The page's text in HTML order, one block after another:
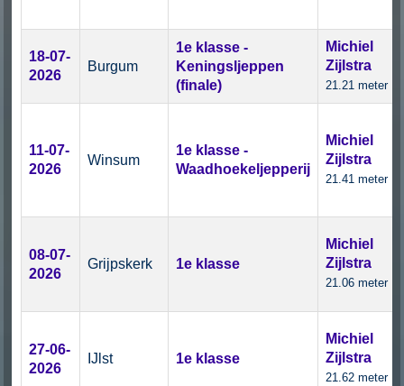
18-07-
2026
Burgum
1e klasse -
Keningsljeppen
(finale)
Michiel
Zijlstra
21.21 meter
11-07-
2026
Winsum
1e klasse -
Waadhoekeljepperij
Michiel
Zijlstra
21.41 meter
08-07-
2026
Grijpskerk 1e klasse
Michiel
Zijlstra
21.06 meter
27-06-
2026
IJlst 1e klasse
Michiel
Zijlstra
21.62 meter